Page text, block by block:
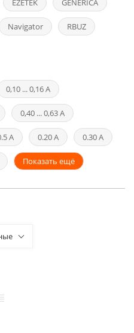
EZETEK GENERICA
Navigator RBUZ
0,10 ... 0,16 А
0,40 ... 0,63 А
А 0.20 А 0.30 А
Показать ещё